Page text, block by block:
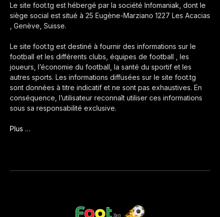
Le site foot.tg est hébergé par la société Infomaniak, dont le
siège social est situé à 25 Eugène-Marziano 1227 Les Acacias
, Genève, Suisse.
Le site foot.tg est destiné à fournir des informations sur le
football et les différents clubs, équipes de football , les
joueurs, l’économie du football, la santé du sportif et les
autres sports. Les informations diffusées sur le site foot.tg
sont données à titre indicatif et ne sont pas exhaustives. En
conséquence, l’utilisateur reconnaît utiliser ces informations
sous sa responsabilité exclusive.
Plus …